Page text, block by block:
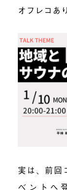
オフレコあ
実は、前回
ベントへ